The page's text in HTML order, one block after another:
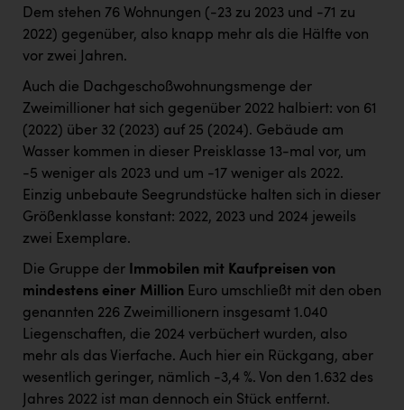
Dem stehen 76 Wohnungen (-23 zu 2023 und -71 zu
2022) gegenüber, also knapp mehr als die Hälfte von
vor zwei Jahren.
Auch die Dachgeschoßwohnungsmenge der
Zweimillioner hat sich gegenüber 2022 halbiert: von 61
(2022) über 32 (2023) auf 25 (2024). Gebäude am
Wasser kommen in dieser Preisklasse 13-mal vor, um
-5 weniger als 2023 und um -17 weniger als 2022.
Einzig unbebaute Seegrundstücke halten sich in dieser
Größenklasse konstant: 2022, 2023 und 2024 jeweils
zwei Exemplare.
Die Gruppe der Immobilen mit Kaufpreisen von
mindestens einer Million Euro umschließt mit den oben
genannten 226 Zweimillionern insgesamt 1.040
Liegenschaften, die 2024 verbüchert wurden, also
mehr als das Vierfache. Auch hier ein Rückgang, aber
wesentlich geringer, nämlich -3,4 %. Von den 1.632 des
Jahres 2022 ist man dennoch ein Stück entfernt.